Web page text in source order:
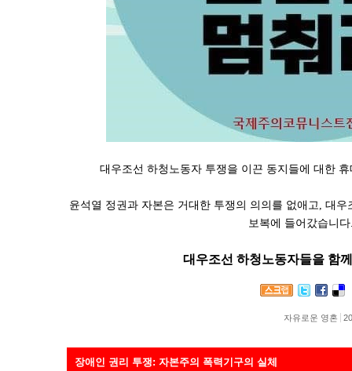
대우조선 하청노동자 투쟁을 이끈 동지들에 대한
윤석열 정권과 자본은 거대한 투쟁의 의의를 없애고, 대
보복에 들어갔습니
대우조선 하청노동자들을 함
자유로운 영혼
장애인 권리 투쟁: 자본주의 폭력기구의 실체